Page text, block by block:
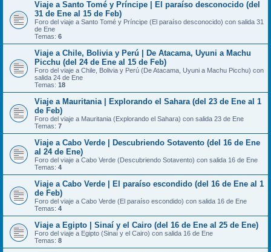
Viaje a Santo Tomé y Príncipe | El paraíso desconocido (del
31 de Ene al 15 de Feb)
Foro del viaje a Santo Tomé y Príncipe (El paraíso desconocido) con salida 31
de Ene
Temas: 6
Viaje a Chile, Bolivia y Perú | De Atacama, Uyuni a Machu
Picchu (del 24 de Ene al 15 de Feb)
Foro del viaje a Chile, Bolivia y Perú (De Atacama, Uyuni a Machu Picchu) con
salida 24 de Ene
Temas: 18
Viaje a Mauritania | Explorando el Sahara (del 23 de Ene al 1
de Feb)
Foro del viaje a Mauritania (Explorando el Sahara) con salida 23 de Ene
Temas: 7
Viaje a Cabo Verde | Descubriendo Sotavento (del 16 de Ene
al 24 de Ene)
Foro del viaje a Cabo Verde (Descubriendo Sotavento) con salida 16 de Ene
Temas: 4
Viaje a Cabo Verde | El paraíso escondido (del 16 de Ene al 1
de Feb)
Foro del viaje a Cabo Verde (El paraíso escondido) con salida 16 de Ene
Temas: 4
Viaje a Egipto | Sinaí y el Cairo (del 16 de Ene al 25 de Ene)
Foro del viaje a Egipto (Sinaí y el Cairo) con salida 16 de Ene
Temas: 8